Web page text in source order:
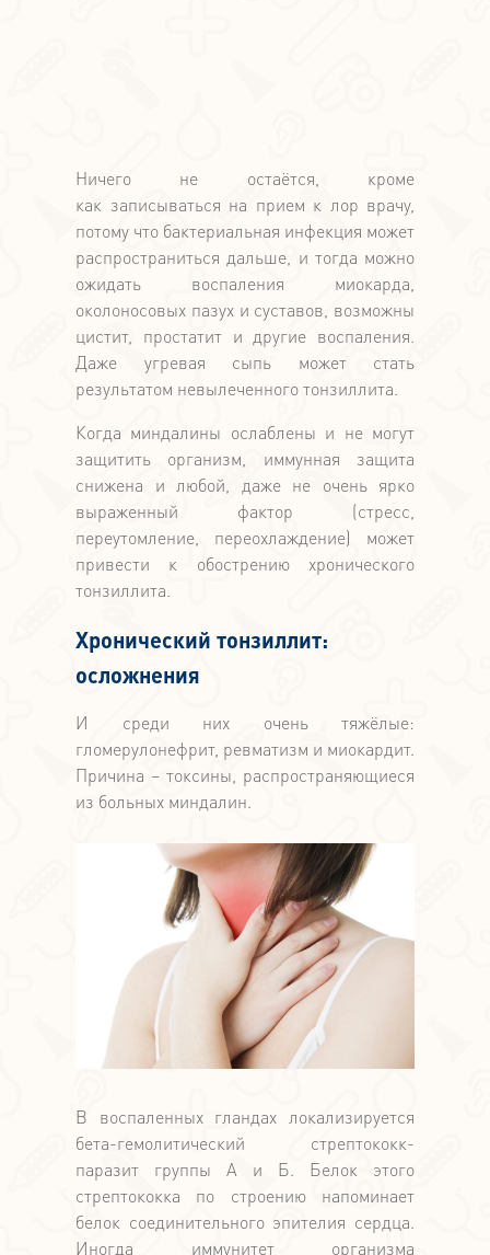
Ничего не остаётся, кроме
как записываться на прием к лор врачу,
потому что бактериальная инфекция может
распространиться дальше, и тогда можно
ожидать воспаления миокарда,
околоносовых пазух и суставов, возможны
цистит, простатит и другие воспаления.
Даже угревая сыпь может стать
результатом невылеченного тонзиллита.
Когда миндалины ослаблены и не могут
защитить организм, иммунная защита
снижена и любой, даже не очень ярко
выраженный фактор (стресс,
переутомление, переохлаждение) может
привести к обострению хронического
тонзиллита.
Хронический тонзиллит:
осложнения
И среди них очень тяжёлые:
гломерулонефрит, ревматизм и миокардит.
Причина – токсины, распространяющиеся
из больных миндалин.
В воспаленных гландах локализируется
бета-гемолитический стрептококк-
паразит группы А и Б. Белок этого
стрептококка по строению напоминает
белок соединительного эпителия сердца.
Иногда иммунитет организма